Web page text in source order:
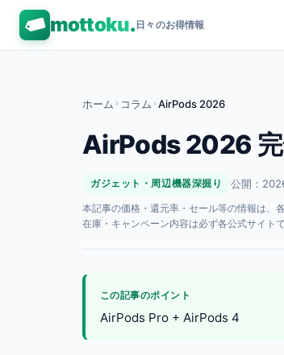
mottoku.日々のお得情報
ホーム › コラム › AirPods 2026
AirPods 2026
ガジェット・周辺機器深掘り 公開：
本記事の価格・還元率・セール等の情報は、
在庫・キャンペーン内容は必ず各公式サイト
この記事のポイント
AirPods Pro + AirPods 4